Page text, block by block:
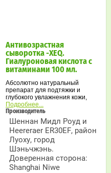
Антивозрастная
сыворотка -XEQ.
Гиалуроновая кислота с
витаминами 100 мл.
Абсолютно натуральный
препарат для подтяжки и
глубокого увлажнения кожи,
для избавления от морщин,
гусиных лапок, от старения и
обвисания кожи. От кругов и
мешков в зоне вокруг глаз.
Подробнее...
Производитель
Шеннан Мидл Роуд и
Heereraer ER30EF, район
Луоху, город
Шэньчжэнь.
Доверенная сторона:
Shanghai Niwe